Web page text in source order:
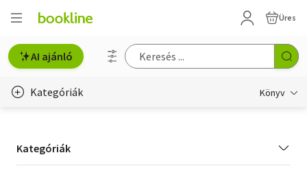
Üres
AI ajánló
Kategóriák Könyv
Erotika
Kategória
szűrés
Kategóriák